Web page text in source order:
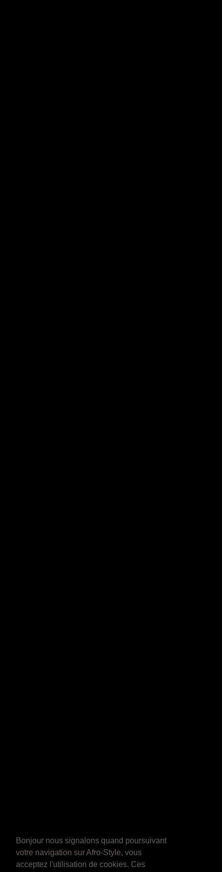
Bonjour nous signalons quand poursuivant
votre navigation sur Afro-Style, vous
acceptez l'utilisation de cookies. Ces